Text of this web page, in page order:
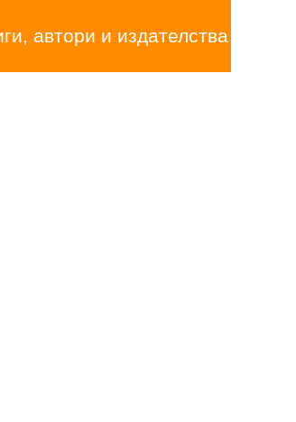
автори и издателства